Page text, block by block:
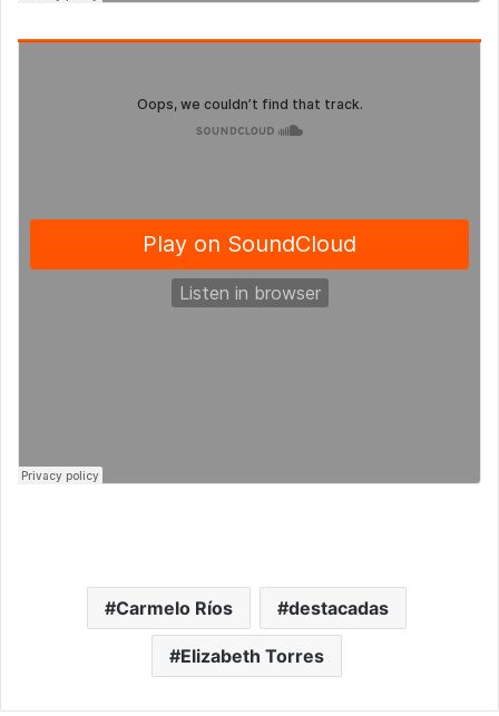
Carmelo Ríos destacadas
Elizabeth Torres